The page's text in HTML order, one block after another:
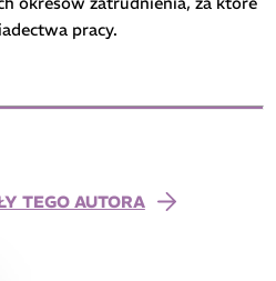
pracy.
TEGO AUTORA